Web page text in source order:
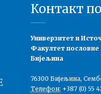
Контакт
Универзитет и
Факултет пословне
Бијељина
76300 Бијељина,
Телефон: +387 (0) 55